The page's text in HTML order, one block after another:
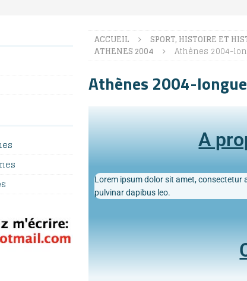
ACCUEIL SPORT, HISTOIRE ET
ATHENES 2004
Athènes 2004-
Athènes 2004-
A
Lorem ipsum dolor sit amet, consectetur
pulvinar dapibus leo.